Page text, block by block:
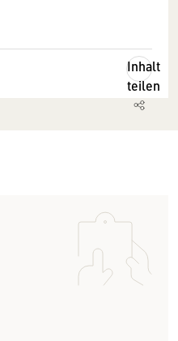
Inhalt
teilen